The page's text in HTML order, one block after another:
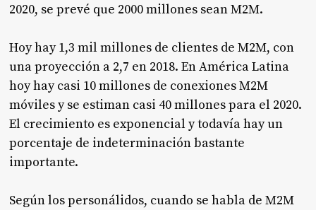
2020, se prevé que 2000 millones sean M2M.
Hoy hay 1,3 mil millones de clientes de M2M, con
una proyección a 2,7 en 2018. En América Latina
hoy hay casi 10 millones de conexiones M2M
móviles y se estiman casi 40 millones para el 2020.
El crecimiento es exponencial y todavía hay un
porcentaje de indeterminación bastante
importante.
Según los personálidos, cuando se habla de M2M